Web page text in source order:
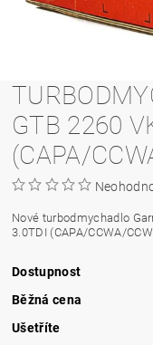
GTB 2260
(CAPA/
Nové turbodmychadlo
3.0TDI (CAPA/CCWA/
Dostupnost
Běžná cena
Ušetříte